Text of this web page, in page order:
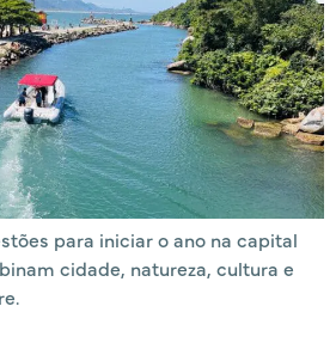
para iniciar o ano na capital
cidade, natureza, cultura e